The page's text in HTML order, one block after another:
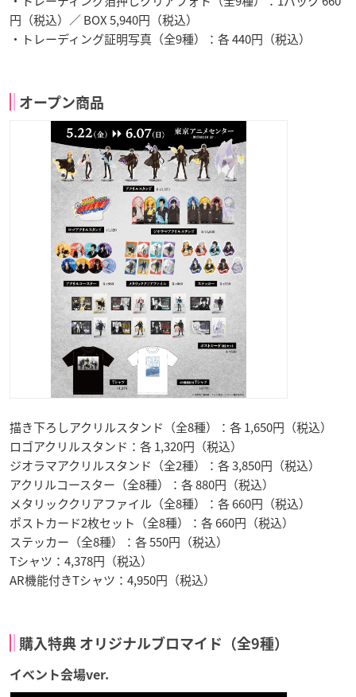
円（税込）／ BOX 5,940円（税込）
・トレーディング証明写真（全9種）：各 440円（税込）
オープン商品
描き下ろしアクリルスタンド（全8種）：各 1,650円（税込）
ロゴアクリルスタンド：各 1,320円（税込）
ジオラマアクリルスタンド（全2種）：各 3,850円（税込）
アクリルコースター（全8種）：各 880円（税込）
メタリッククリアファイル（全8種）：各 660円（税込）
ポストカード2枚セット（全8種）：各 660円（税込）
ステッカー（全8種）：各 550円（税込）
Tシャツ：4,378円（税込）
AR機能付きTシャツ：4,950円（税込）
購入特典 オリジナルブロマイド（全9種）
イベント会場ver.